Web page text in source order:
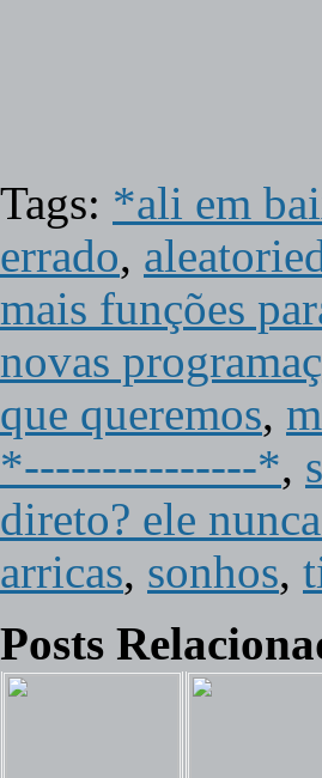
Tags: *ali em
errado,
mais funções
novas
que queremos,
*---------------*,
direto? ele
arricas, sonhos,
Posts